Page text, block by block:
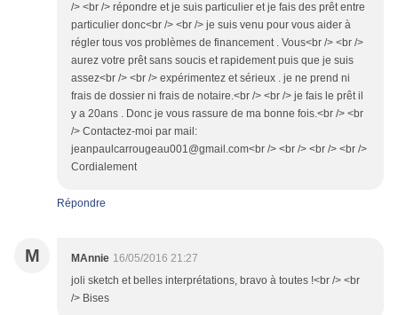
/> <br /> répondre et je suis particulier et je fais des prêt entre
particulier donc<br /> <br /> je suis venu pour vous aider à
régler tous vos problèmes de financement . Vous<br /> <br />
aurez votre prêt sans soucis et rapidement puis que je suis
assez<br /> <br /> expérimentez et sérieux . je ne prend ni
frais de dossier ni frais de notaire.<br /> <br /> je fais le prêt il
y a 20ans . Donc je vous rassure de ma bonne fois.<br /> <br
/> Contactez-moi par mail:
jeanpaulcarrougeau001@gmail.com<br /> <br /> <br /> <br />
Cordialement
Répondre
M MAnnie 16/05/2016 21:27
joli sketch et belles interprétations, bravo à toutes !<br /> <br
/> Bises